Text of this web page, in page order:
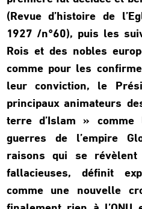
(Revue d’histoire de
1927 /n°60), puis les
Rois et des nobles
comme pour les
leur conviction, le
principaux animateurs
terre d’Islam »
guerres de l’empire
raisons qui se
fallacieuses, définit
comme une nouvelle